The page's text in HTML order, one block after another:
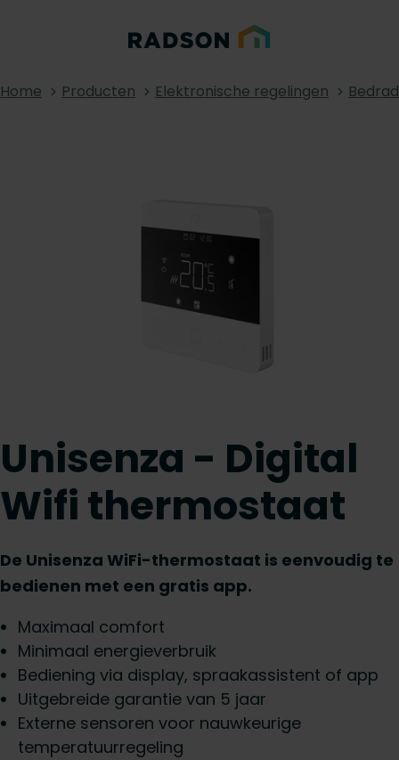
Home Producten Elektronische regelingen
Unisenza - Digital
Wifi thermostaat
De Unisenza WiFi-thermostaat is eenvoudig te
bedienen met een gratis app.
Maximaal comfort
Minimaal energieverbruik
Bediening via display, spraakassistent of app
Uitgebreide garantie van 5 jaar
Externe sensoren voor nauwkeurige
temperatuurregeling